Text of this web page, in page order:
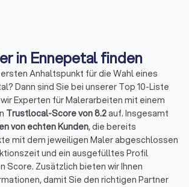
in Ennepetal finden
Anhaltspunkt für die Wahl eines
Dann sind Sie bei unserer Top 10-Liste
Experten für Malerarbeiten mit einem
Trustlocal-Score von 8.2auf. Insgesamt
von echten Kunden, die bereits
mit dem jeweiligen Maler abgeschlossen
und ein ausgefülltes Profil
Score. Zusätzlich bieten wir Ihnen
damit Sie den richtigen Partner